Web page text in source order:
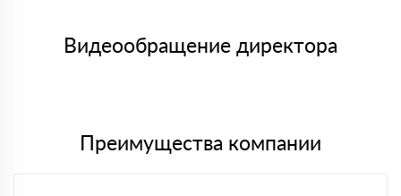
либо Вы забираете товар со склада самовывоза.
Видеообращение директора
Преимущества компании